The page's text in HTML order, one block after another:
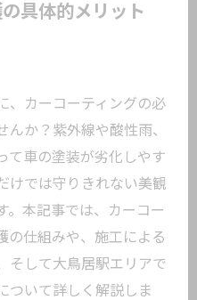
具体的メリット
、カーコーティングの必
か？紫外線や酸性雨、
て車の塗装が劣化しやす
けでは守りきれない美観
。本記事では、カーコー
の仕組みや、施工による
そして大鳥居駅エリアで
ついて詳しく解説しま